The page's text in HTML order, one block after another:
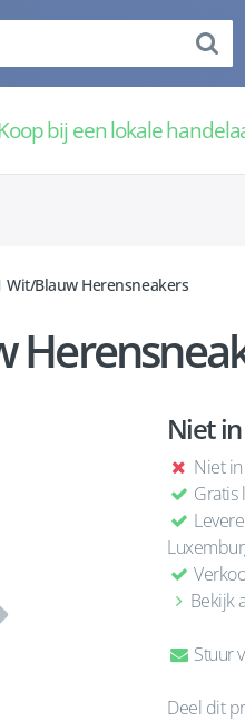
Koop bij een lokale
Wit/Blauw Herensneakers
Niet
Niet
Gratis
Bekijk
Stuur
Deel dit